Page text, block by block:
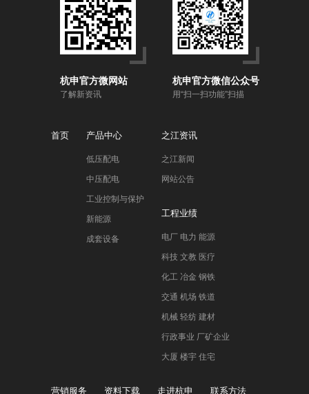
杭申官方微网站
了解新资讯
杭申官方微信公众号
用“扫一扫功能”扫描
首页 产品中心
低压配电
中压配电
工业控制与保护
新能源
成套设备
之江资讯
之江新闻
网站公告
工程业绩
电厂 电力 能源
科技 文教 医疗
化工 冶金 钢铁
交通 机场 铁道
机械 轻纺 建材
行政事业 厂矿企业
大厦 楼宇 住宅
营销服务 资料下载 走进杭申 联系方法